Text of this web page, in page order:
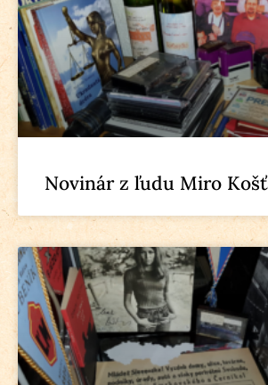
Novinár z ľudu Miro